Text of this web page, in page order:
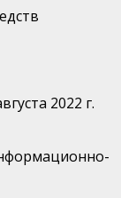
2022 г.